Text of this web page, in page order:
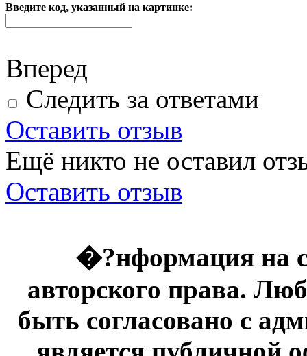
Введите код, указанный на картинке:
Вперед
Следить за ответами
Оставить отзыв
Ещё никто не оставил
Оставить отзыв
�?нформация на
авторского права.
быть согласовано с